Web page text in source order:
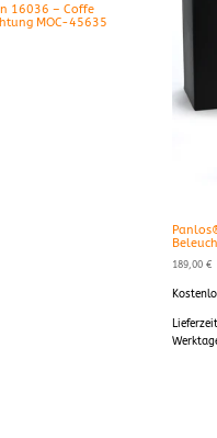
16036 – Coffe
MOC-45635
189,00€